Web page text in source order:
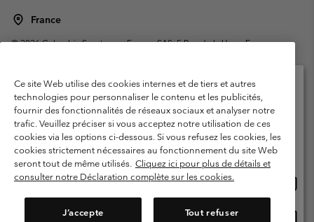
France
©2026Columbia Sportswear Europe SAS. 5 Rue de la Haye, Espace
Garanties Légales
Politique de confidentialité
Conditions d'utilisation - Membres
Conditions D'utilisation - Contenu généré par l'utilisateur
Impressum
Cookies
Public CBCR
Ce site Web utilise des cookies internes et de tiers et autres
technologies pour personnaliser le contenu et les publicités,
fournir des fonctionnalités de réseaux sociaux et analyser notre
trafic. Veuillez préciser si vous acceptez notre utilisation de ces
cookies via les options ci-dessous. Si vous refusez les cookies, les
cookies strictement nécessaires au fonctionnement du site Web
seront tout de même utilisés. Cliquez ici pour plus de détails et
consulter notre Déclaration complète sur les cookies.
J’accepte Tout refuser
Veuillez sélectionner votre pays d’expédition et
votre langue
Achats en ligne disponibles
United States
ligne
France